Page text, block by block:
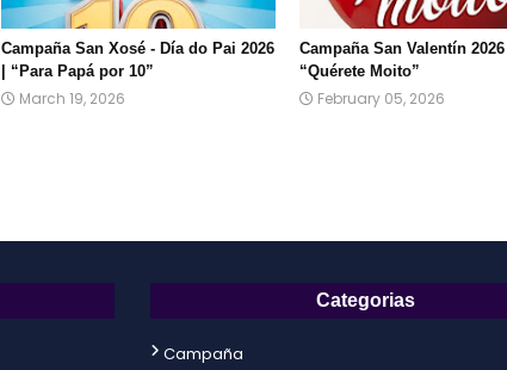
Campaña San Xosé - Día do Pai 2026
| “Para Papá por 10”
March 19, 2026
Campaña San Valentín 2026 |
“Quérete Moito”
February 05, 2026
Categorias
Campaña